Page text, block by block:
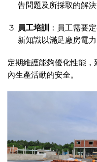
告問題及所採取的解決
員工培訓 ：員工需要
新知識以滿足廠房電力
定期維護能夠優化性能
內生產活動的安全。